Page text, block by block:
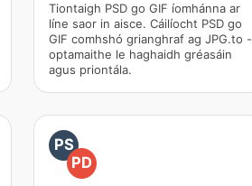
Tiontaigh PSD go GIF íomhánna ar
líne saor in aisce. Cáilíocht PSD go
GIF comhshó grianghraf ag JPG.to -
optamaithe le haghaidh gréasáin
agus priontála.
PS
PD